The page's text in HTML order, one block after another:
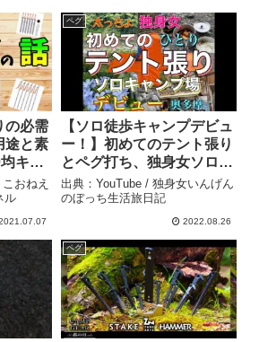
#98 – Hurricane Camp /
ハリケーンキャンプ
の必需
途と素
キャ
こおね
ンネ
おねえ
ル
ペグ
【ソロ徒歩キャンプデビュ
ー！】初めてのテント張り
とペグ打ち、独身女ソロで
キャンプ場デビュー！ 奥
多摩氷川キャンプ場 – 独身
女いんげんのぼっち生活旅
出典：YouTube / 独身女いんげん
のぼっち生活旅日記
2022.08.26
ペグ